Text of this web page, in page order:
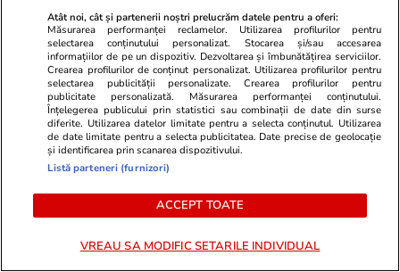
avariilor produse de furtună
Sănătate și Fitness 19:46
„Gărzile să fie plătite corect, altfel medicii vor
migra la privat!” Câți bani pierd cadrele
medicale pe noua lege a salarizării
Citește mai multe
Atât noi, cât și partenerii noștri prelucrăm datele pentru a oferi:
Măsurarea performanței reclamelor. Utilizarea profilurilor pentru
selectarea conținutului personalizat. Stocarea și/sau accesarea
informațiilor de pe un dispozitiv. Dezvoltarea și îmbunătățirea serviciilor.
Crearea profilurilor de conținut personalizat. Utilizarea profilurilor pentru
selectarea publicității personalizate. Crearea profilurilor pentru
publicitate personalizată. Măsurarea performanței conținutului.
Înțelegerea publicului prin statistici sau combinații de date din surse
diferite. Utilizarea datelor limitate pentru a selecta conținutul. Utilizarea
de date limitate pentru a selecta publicitatea. Date precise de geolocație
și identificarea prin scanarea dispozitivului.
Listă parteneri (furnizori)
ACCEPT TOATE
VREAU SA MODIFIC SETARILE INDIVIDUAL